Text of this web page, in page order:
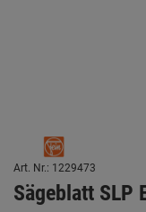
Art. Nr.: 1229473
Sägeblatt SLP